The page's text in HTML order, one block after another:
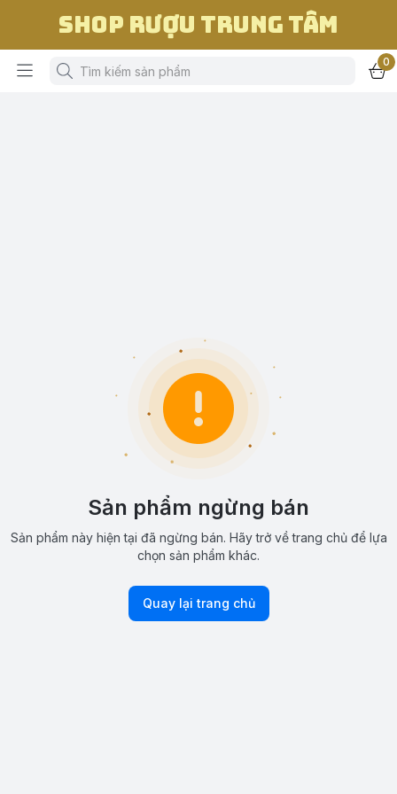
Shop Rượu Trung Tâm
0
Sản phẩm ngừng bán
Sản phẩm này hiện tại đã ngừng bán. Hãy trở về trang chủ để lựa
chọn sản phẩm khác.
Quay lại trang chủ